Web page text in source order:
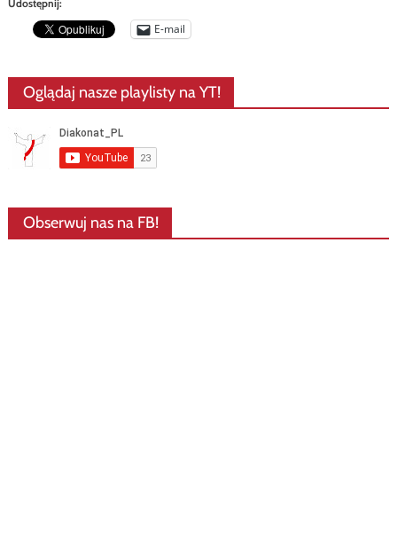
Udostępnij:
E-mail
Oglądaj nasze playlisty na YT!
Obserwuj nas na FB!